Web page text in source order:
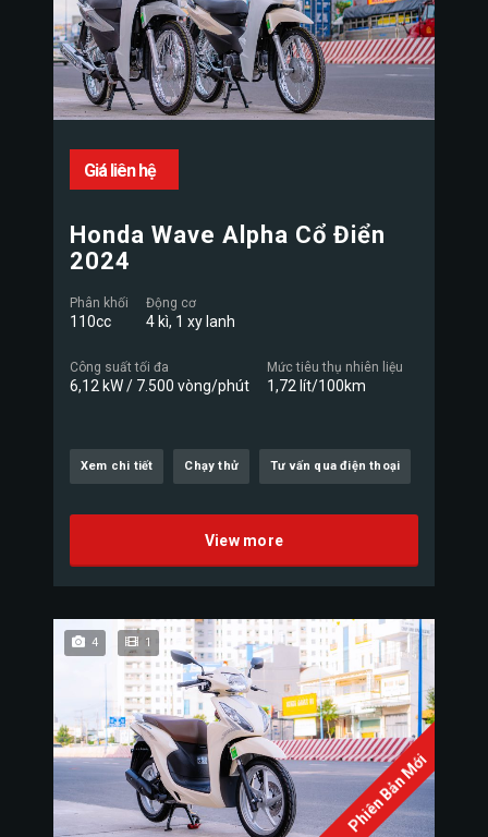
Giá liên hệ
Honda Wave Alpha Cổ Điển
2024
Phân khối
110cc
Động cơ
4 kì, 1 xy lanh
Công suất tối đa
6,12 kW / 7.500 vòng/phút
Mức tiêu thụ nhiên liệu
1,72 lít/100km
Xem chi tiết Chạy thử Tư vấn qua điện thoại
View more
Phiên Bản Mới
4 1